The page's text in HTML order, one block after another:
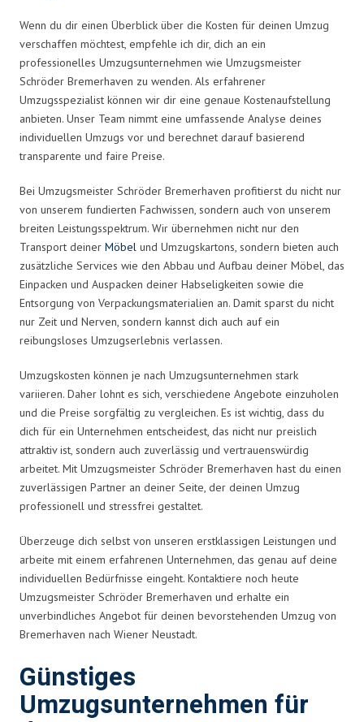
Wenn du dir einen Überblick über die Kosten für deinen Umzug
verschaffen möchtest, empfehle ich dir, dich an ein
professionelles Umzugsunternehmen wie Umzugsmeister
Schröder Bremerhaven zu wenden. Als erfahrener
Umzugsspezialist können wir dir eine genaue Kostenaufstellung
anbieten. Unser Team nimmt eine umfassende Analyse deines
individuellen Umzugs vor und berechnet darauf basierend
transparente und faire Preise.
Bei Umzugsmeister Schröder Bremerhaven profitierst du nicht nur
von unserem fundierten Fachwissen, sondern auch von unserem
breiten Leistungsspektrum. Wir übernehmen nicht nur den
Transport deiner Möbel und Umzugskartons, sondern bieten auch
zusätzliche Services wie den Abbau und Aufbau deiner Möbel, das
Einpacken und Auspacken deiner Habseligkeiten sowie die
Entsorgung von Verpackungsmaterialien an. Damit sparst du nicht
nur Zeit und Nerven, sondern kannst dich auch auf ein
reibungsloses Umzugserlebnis verlassen.
Umzugskosten können je nach Umzugsunternehmen stark
variieren. Daher lohnt es sich, verschiedene Angebote einzuholen
und die Preise sorgfältig zu vergleichen. Es ist wichtig, dass du
dich für ein Unternehmen entscheidest, das nicht nur preislich
attraktiv ist, sondern auch zuverlässig und vertrauenswürdig
arbeitet. Mit Umzugsmeister Schröder Bremerhaven hast du einen
zuverlässigen Partner an deiner Seite, der deinen Umzug
professionell und stressfrei gestaltet.
Überzeuge dich selbst von unseren erstklassigen Leistungen und
arbeite mit einem erfahrenen Unternehmen, das genau auf deine
individuellen Bedürfnisse eingeht. Kontaktiere noch heute
Umzugsmeister Schröder Bremerhaven und erhalte ein
unverbindliches Angebot für deinen bevorstehenden Umzug von
Bremerhaven nach Wiener Neustadt.
Günstiges
Umzugsunternehmen für